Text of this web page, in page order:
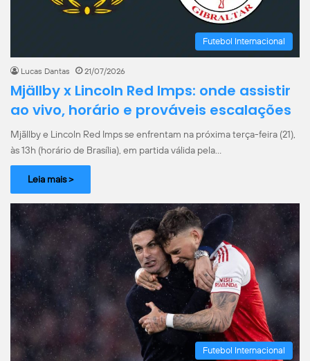
Futebol Internacional
Lucas Dantas 21/07/2026
Mjällby x Lincoln Red Imps: onde assistir
ao vivo, horário e prováveis escalações
Mjällby e Lincoln Red Imps se enfrentam na próxima terça-feira (21),
às 13h (horário de Brasília), em partida válida pela…
Leia mais >
Futebol Internacional